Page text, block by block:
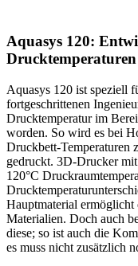
Aquasys 120:
Drucktemperaturen
Aquasys 120 ist speziell
fortgeschrittenen
Drucktemperatur im
worden. So wird es bei
Druckbett-Temperaturen
gedruckt. 3D-Drucker
120°C
Hauptmaterial
Materialien. Doch auch
diese; so ist auch die
es muss nicht zusätzlich